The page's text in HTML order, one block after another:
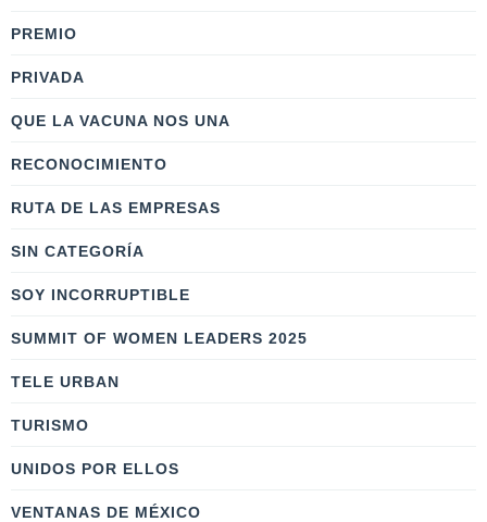
PREMIO
PRIVADA
QUE LA VACUNA NOS UNA
RECONOCIMIENTO
RUTA DE LAS EMPRESAS
SIN CATEGORÍA
SOY INCORRUPTIBLE
SUMMIT OF WOMEN LEADERS 2025
TELE URBAN
TURISMO
UNIDOS POR ELLOS
VENTANAS DE MÉXICO